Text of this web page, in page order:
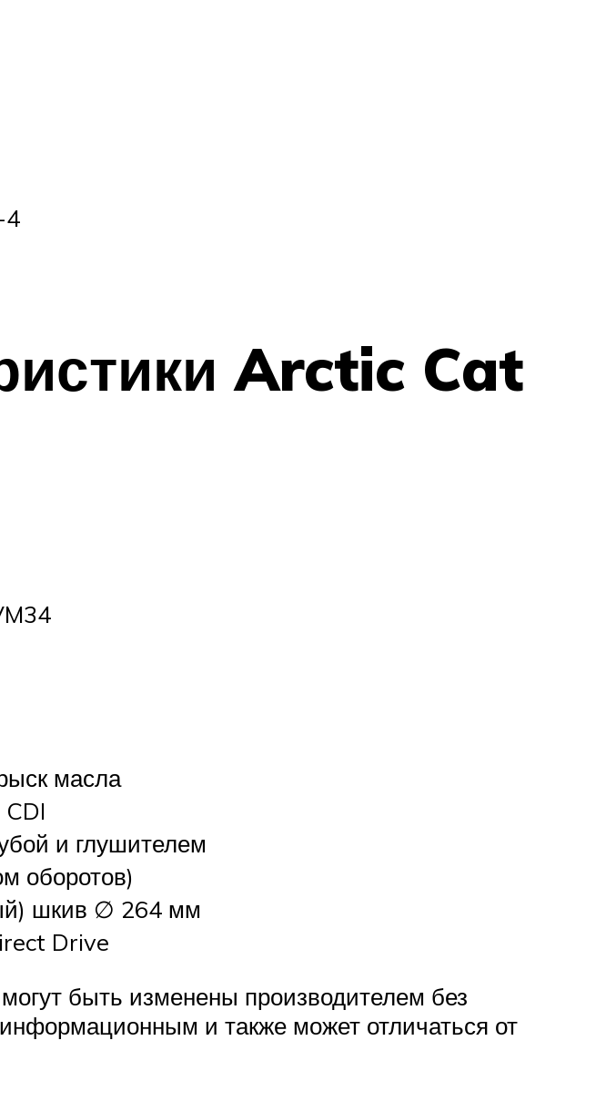
4
Arctic Cat
масла
CDI
и глушителем
оборотов)
шкив ∅ 264 мм
Drive
быть изменены производителем без
и также может отличаться от